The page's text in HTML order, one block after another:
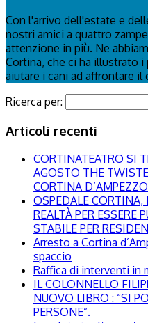
Con l'arrivo dell'estate e
nostri amici a quattro
attenzione in più. Ne
Cortina, che ci ha illustrato
aiutare i cani ad affrontare il
Ricerca per:
Articoli recenti
CORTINATEATRO SI
AGOSTO THE
CORTINA D’AMPEZZO
OSPEDALE CORTINA,
REALTÀ PER ESSERE
STABILE PER
Arresto a Cortina
spaccio
Raffica di interventi in
IL COLONNELLO
NUOVO LIBRO : “SI
PERSONE”.